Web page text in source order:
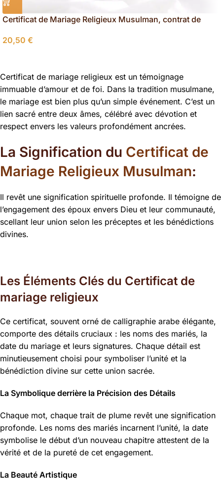
Certificat de Mariage Religieux Musulman, contrat de
20,50 €
Certificat de mariage religieux est un témoignage
immuable d’amour et de foi. Dans la tradition musulmane,
le mariage est bien plus qu’un simple événement. C’est un
lien sacré entre deux âmes, célébré avec dévotion et
respect envers les valeurs profondément ancrées.
La Signification du Certificat de
Mariage Religieux Musulman:
Il revêt une signification spirituelle profonde. Il témoigne de
l’engagement des époux envers Dieu et leur communauté,
scellant leur union selon les préceptes et les bénédictions
divines.
Les Éléments Clés du Certificat de
mariage religieux
Ce certificat, souvent orné de calligraphie arabe élégante,
comporte des détails cruciaux : les noms des mariés, la
date du mariage et leurs signatures. Chaque détail est
minutieusement choisi pour symboliser l’unité et la
bénédiction divine sur cette union sacrée.
La Symbolique derrière la Précision des Détails
Chaque mot, chaque trait de plume revêt une signification
profonde. Les noms des mariés incarnent l’unité, la date
symbolise le début d’un nouveau chapitre attestent de la
vérité et de la pureté de cet engagement.
La Beauté Artistique